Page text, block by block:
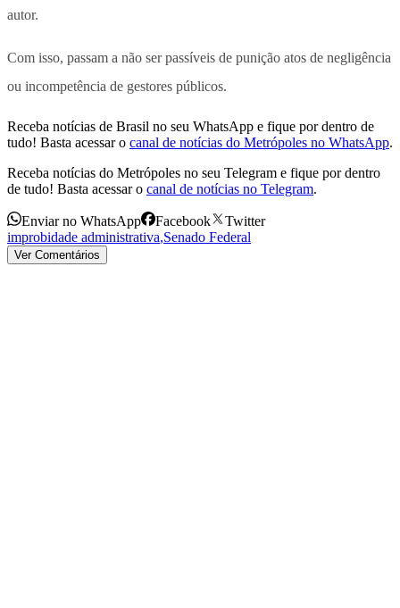
autor.
Com isso, passam a não ser passíveis de punição atos de negligência
ou incompetência de gestores públicos.
Receba notícias de Brasil no seu WhatsApp e fique por dentro de
tudo! Basta acessar o canal de notícias do Metrópoles no WhatsApp.
Receba notícias do Metrópoles no seu Telegram e fique por dentro
de tudo! Basta acessar o canal de notícias no Telegram.
Enviar no WhatsApp Facebook
Twitter
improbidade administrativa,Senado Federal
Ver Comentários